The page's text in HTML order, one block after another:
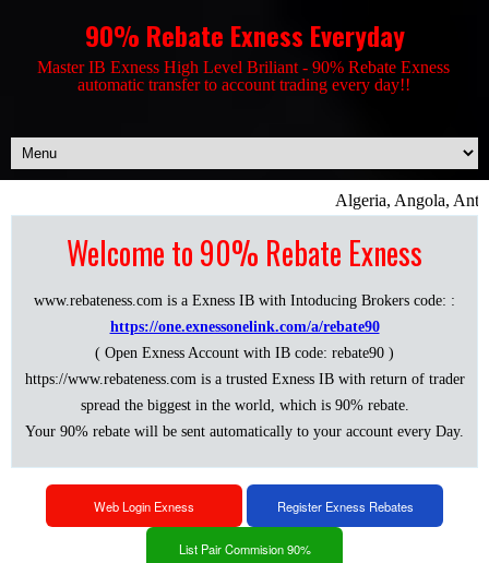
90% Rebate Exness Everyday
Master IB Exness High Level Briliant - 90% Rebate Exness
automatic transfer to account trading every day!!
Algeria, Angola,
Welcome to 90% Rebate Exness
www.rebateness.com is a Exness IB with Intoducing Brokers code: :
https://one.exnessonelink.com/a/rebate90
( Open Exness Account with IB code: rebate90 )
https://www.rebateness.com is a trusted Exness IB with return of trader
spread the biggest in the world, which is 90% rebate.
Your 90% rebate will be sent automatically to your account every Day.
Web Login Exness Register Exness Rebates
List Pair Commision 90%